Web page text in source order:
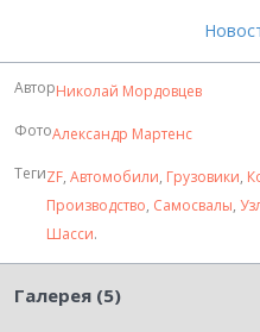
АвторНиколай Мордовцев
ФотоАлександр Мартенс
ТегиZF, Автомобили, Грузовики,
Производство, Самосвалы,
Шасси.
Галерея (5)